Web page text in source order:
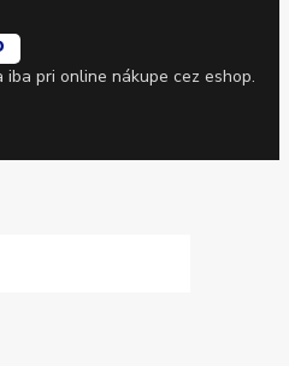
pri online nákupe cez eshop.